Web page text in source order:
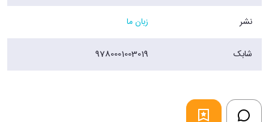
نشر زبان ما
شابک 9780001003019